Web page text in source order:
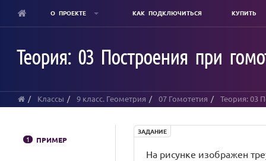
content
О ПРОЕКТЕ КАК ПОДКЛЮЧИТЬСЯ КУПИТЬ
Теория: 03 Построения при
Классы 9 класс. Геометрия 07 Гомотетия Теория: 03
1 ПРИМЕР
ЗАДАНИЕ
На рисунке изображен